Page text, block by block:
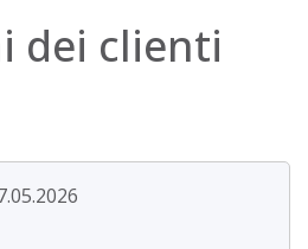
dei clienti